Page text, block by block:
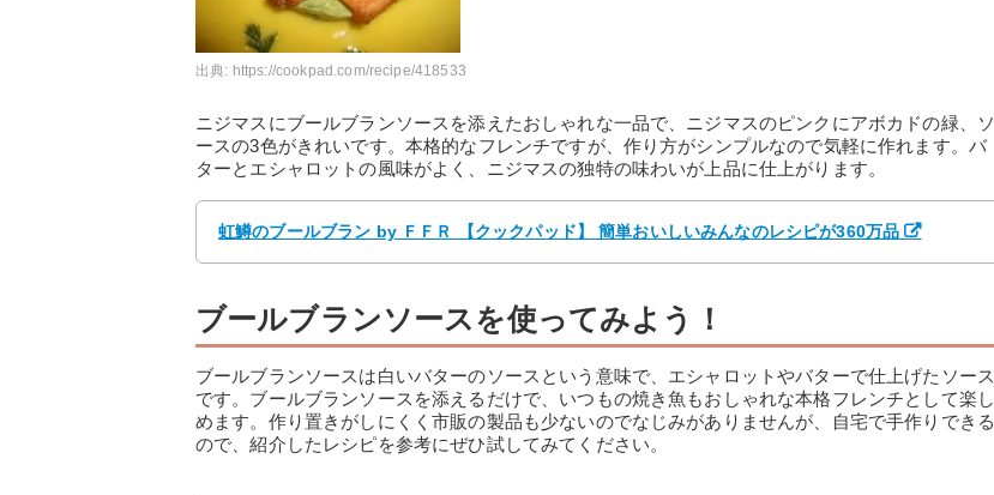
出典: https://cookpad.com/recipe/418533
ニジマスにブールブランソースを添えたおしゃれな一品で、ニジマスのピンクにアボカドの緑、ソ
ースの3色がきれいです。本格的なフレンチですが、作り方がシンプルなので気軽に作れます。バ
ターとエシャロットの風味がよく、ニジマスの独特の味わいが上品に仕上がります。
虹鱒のブールブラン by ＦＦＲ 【クックパッド】 簡単おいしいみんなのレシピが360万品
ブールブランソースを使ってみよう！
ブールブランソースは白いバターのソースという意味で、エシャロットやバターで仕上げたソース
です。ブールブランソースを添えるだけで、いつもの焼き魚もおしゃれな本格フレンチとして楽し
めます。作り置きがしにくく市販の製品も少ないのでなじみがありませんが、自宅で手作りできる
ので、紹介したレシピを参考にぜひ試してみてください。